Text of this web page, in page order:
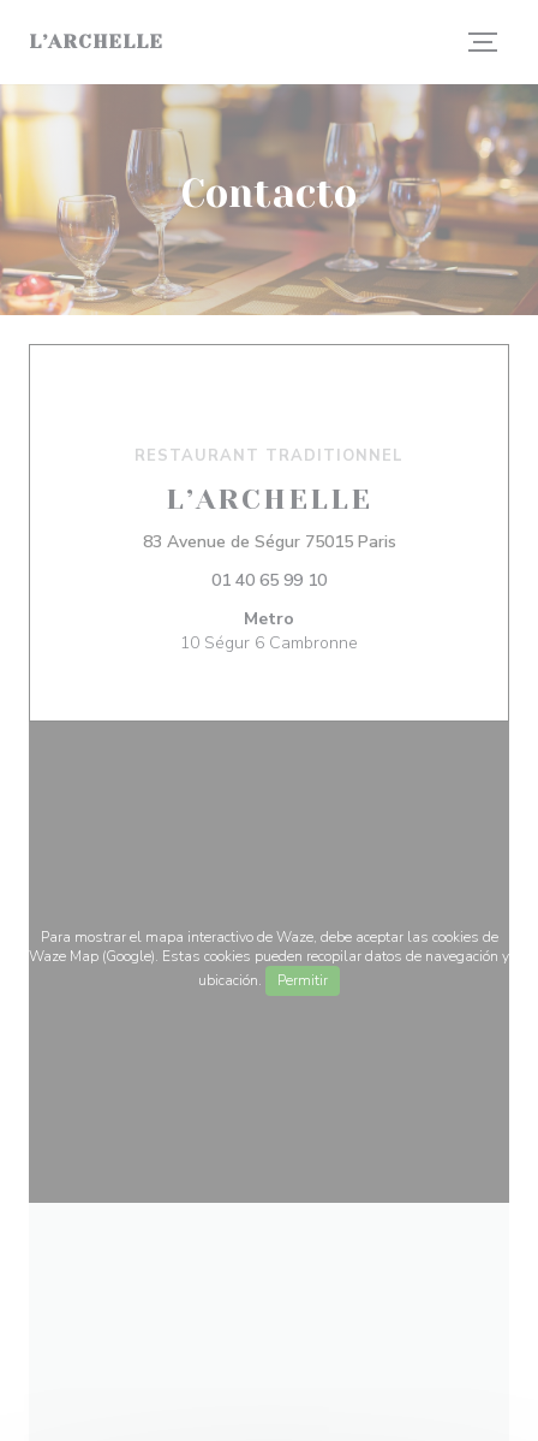
L’ARCHELLE
Contacto
RESTAURANT TRADITIONNEL
L’ARCHELLE
83 Avenue de Ségur 75015 Paris((abre en una
01 40 65 99 10
Metro
10 Ségur 6 Cambronne
Para mostrar el mapa interactivo de Waze, debe aceptar las cookies de
Waze Map (Google). Estas cookies pueden recopilar datos de navegación y
ubicación.
Permitir